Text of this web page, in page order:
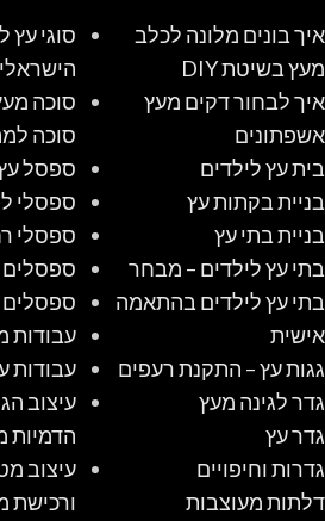
איך בונים מלונה לכלב
מעץ בשיטת DIY
איך לבחור דקים מעץ
אשפתונים
בית עץ לילדים
בניית בקתות עץ
בניית בתי עץ
בתי עץ לילדים – מבחר
בתי עץ לילדים בהתאמה
אישית
גגות עץ – התקנת רעפים
גדר לגינה מעץ
גדר עץ
גדרות וחיפויים
דלתות מעוצבות
סוגי עץ
הישראלי
סוכה
סוכה
ספסל
ספסלי
ספסלי
ספסלים
ספסלים
עבודות
עבודות
עיצוב
הדמיות
עיצוב
ורכישת